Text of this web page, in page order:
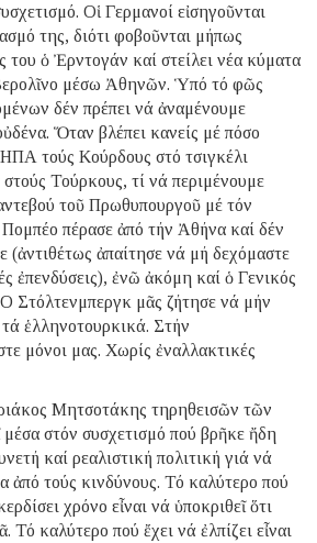
Οἱ Γερμανοί εἰσηγοῦνται
της, διότι φοβοῦνται μήπως
του ὁ Ἐρντογάν καί στείλει νέα κύματα
μέσω Ἀθηνῶν. Ὑπό τό φῶς
δέν πρέπει νά ἀναμένουμε
Ὅταν βλέπει κανείς μέ πόσο
τούς Κούρδους στό τσιγκέλι
Τούρκους, τί νά περιμένουμε
τοῦ Πρωθυπουργοῦ μέ τόν
πέρασε ἀπό τήν Ἀθήνα καί δέν
(ἀντιθέτως ἀπαίτησε νά μή δεχόμαστε
ἐπενδύσεις), ἐνῶ ἀκόμη καί ὁ Γενικός
Στόλτενμπεργκ μᾶς ζήτησε νά μήν
ἑλληνοτουρκικά. Στήν
μόνοι μας. Χωρίς ἐναλλακτικές
Μητσοτάκης τηρηθεισῶν τῶν
στόν συσχετισμό πού βρῆκε ἤδη
καί ρεαλιστική πολιτική γιά νά
ἀπό τούς κινδύνους. Τό καλύτερο πού
χρόνο εἶναι νά ὑποκριθεῖ ὅτι
Τό καλύτερο πού ἔχει νά ἐλπίζει εἶναι